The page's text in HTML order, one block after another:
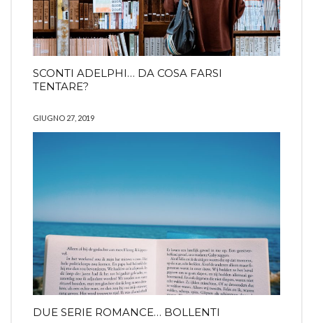
SCONTI ADELPHI… DA COSA FARSI
TENTARE?
GIUGNO 27, 2019
DUE SERIE ROMANCE… BOLLENTI